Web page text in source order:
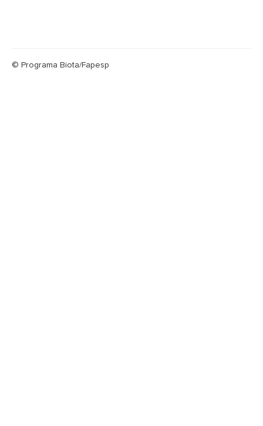
© Programa Biota/Fapesp